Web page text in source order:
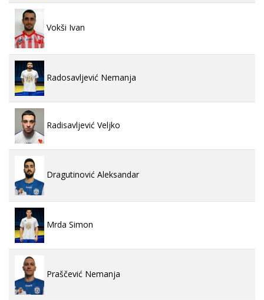
Vokši Ivan
Radosavljević Nemanja
Radisavljević Veljko
Dragutinović Aleksandar
Mrda Simon
Praščević Nemanja